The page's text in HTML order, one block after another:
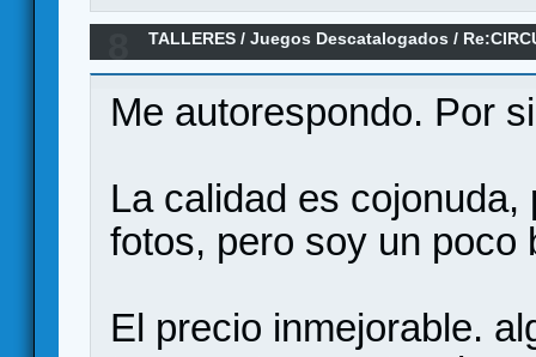
TALLERES /Juegos Descatalogados /
PARA IMPRIMIR
Me autorespondo. Por
La calidad es
fotos, pero soy un poco
El precio inmejorable.